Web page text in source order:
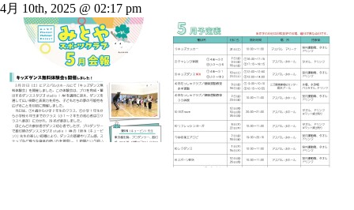
4月 10th, 2025 @ 02:17 pm